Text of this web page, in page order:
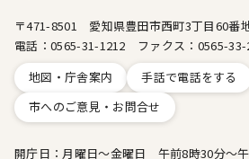
〒471-8501 愛知県豊田市西町3丁目60番
電話：0565-31-1212 ファクス：0565-33-
地図・庁舎案内
手話で電話をする
市へのご意見・お問合せ
開庁日：月曜日～金曜日 午前8時30分～